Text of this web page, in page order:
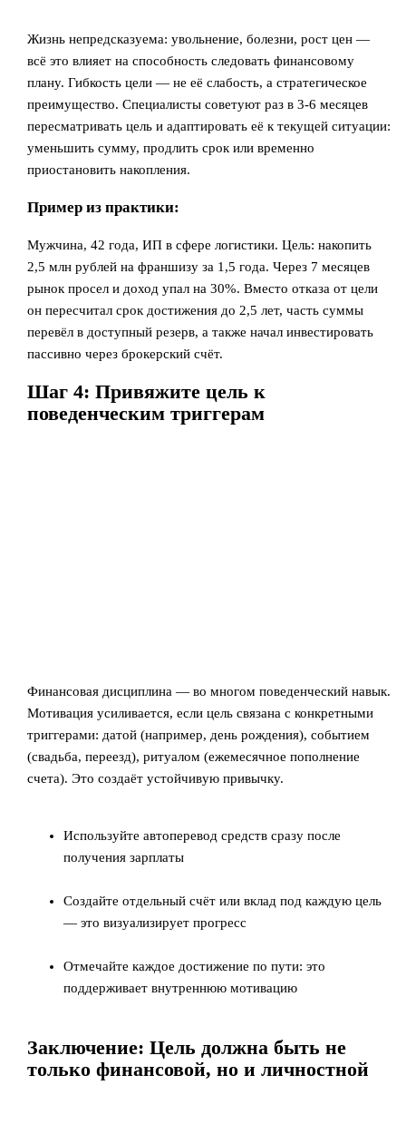
Жизнь непредсказуема: увольнение, болезни, рост цен —
всё это влияет на способность следовать финансовому
плану. Гибкость цели — не её слабость, а стратегическое
преимущество. Специалисты советуют раз в 3-6 месяцев
пересматривать цель и адаптировать её к текущей ситуации:
уменьшить сумму, продлить срок или временно
приостановить накопления.
Пример из практики:
Мужчина, 42 года, ИП в сфере логистики. Цель: накопить
2,5 млн рублей на франшизу за 1,5 года. Через 7 месяцев
рынок просел и доход упал на 30%. Вместо отказа от цели
он пересчитал срок достижения до 2,5 лет, часть суммы
перевёл в доступный резерв, а также начал инвестировать
пассивно через брокерский счёт.
Шаг 4: Привяжите цель к
поведенческим триггерам
Финансовая дисциплина — во многом поведенческий навык.
Мотивация усиливается, если цель связана с конкретными
триггерами: датой (например, день рождения), событием
(свадьба, переезд), ритуалом (ежемесячное пополнение
счета). Это создаёт устойчивую привычку.
Используйте автоперевод средств сразу после
получения зарплаты
Создайте отдельный счёт или вклад под каждую цель
— это визуализирует прогресс
Отмечайте каждое достижение по пути: это
поддерживает внутреннюю мотивацию
Заключение: Цель должна быть не
только финансовой, но и личностной